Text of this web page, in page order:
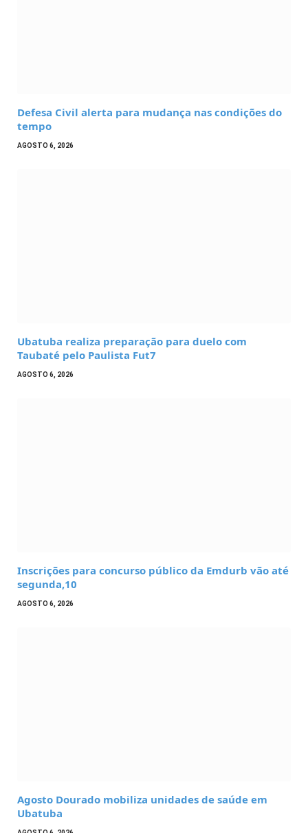
Defesa Civil alerta para mudança nas condições do
tempo
AGOSTO 6, 2026
Ubatuba realiza preparação para duelo com
Taubaté pelo Paulista Fut7
AGOSTO 6, 2026
Inscrições para concurso público da Emdurb vão até
segunda,10
AGOSTO 6, 2026
Agosto Dourado mobiliza unidades de saúde em
Ubatuba